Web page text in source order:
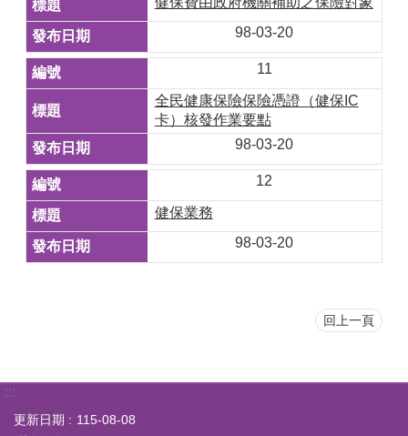
98-03-20
11
全民健康保險保險憑證（健保IC
卡）核發作業要點
98-03-20
12
健保業務
98-03-20
回上一頁
:::
更新日期
115-08-08